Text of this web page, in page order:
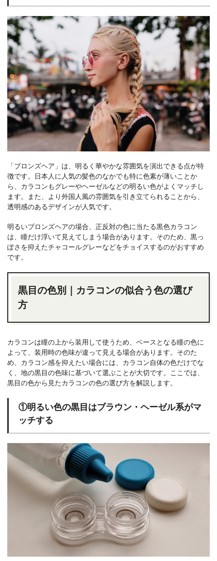
「ブロンズヘア」は、明るく華やかな雰囲気を演出できる点が特
徴です。日本人に人気の髪色のなかでも特に色素が薄いことか
ら、カラコンもグレーやヘーゼルなどの明るい色がよくマッチし
ます。また、より外国人風の雰囲気を引き立てられることから、
透明感のあるデザインが人気です。
明るいブロンズヘアの場合、正反対の色に当たる黒色カラコン
は、瞳だけ浮いて見えてしまう場合があります。そのため、黒っ
ぽさを抑えたチャコールグレーなどをチョイスするのがおすすめ
です。
黒目の色別｜カラコンの似合う色の選び
方
カラコンは瞳の上から装用して使うため、ベースとなる瞳の色に
よって、装用時の色味が違って見える場合があります。そのた
め、カラコン感を抑えたい場合には、カラコン自体の色だけでな
く、地の黒目の色味に基づいて選ぶことが大切です。ここでは、
黒目の色から見たカラコンの色の選び方を解説します。
①明るい色の黒目はブラウン・ヘーゼル系がマ
ッチする